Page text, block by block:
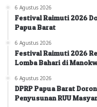
6 Agustus 2026
Festival Raimuti 2026
Papua Barat
6 Agustus 2026
Festival Raimuti 2026
Lomba Bahari di
6 Agustus 2026
DPRP Papua Barat
Penyusunan RUU